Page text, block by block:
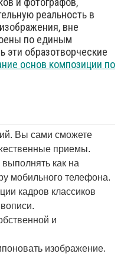
реальность в
вне
по единым
эти образотворческие
основ композиции по
Вы сами сможете
приемы.
как на
мобильного телефона.
кадров классиков
и
изображение.